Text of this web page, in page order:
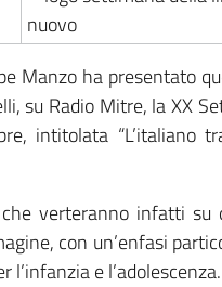
Manzo ha presentato
su Radio Mitre, la XX
intitolata “L’italiano
verteranno infatti su
con un’enfasi
l’infanzia e l’adolescenza.